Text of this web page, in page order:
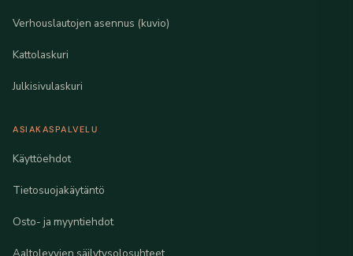
Verhouslautojen asennus (kuvio)
Kattolaskuri
Julkisivulaskuri
ASIAKASPALVELU
Käyttöehdot
Tietosuojakäytäntö
Osto- ja myyntiehdot